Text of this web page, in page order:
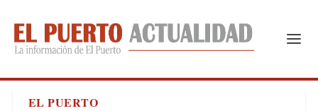
EL PUERTO